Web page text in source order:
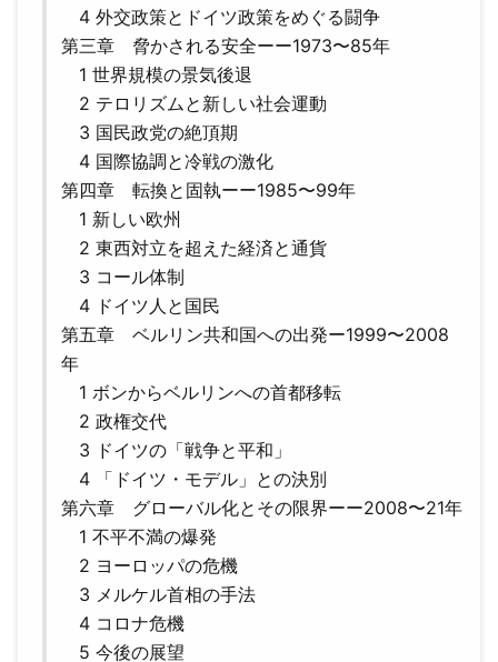
4 外交政策とドイツ政策をめぐる闘争
第三章 脅かされる安全ーー1973〜85年
1 世界規模の景気後退
2 テロリズムと新しい社会運動
3 国民政党の絶頂期
4 国際協調と冷戦の激化
第四章 転換と固執ーー1985〜99年
1 新しい欧州
2 東西対立を超えた経済と通貨
3 コール体制
4 ドイツ人と国民
第五章 ベルリン共和国への出発ー1999〜2008
年
1 ボンからベルリンへの首都移転
2 政権交代
3 ドイツの「戦争と平和」
4 「ドイツ・モデル」との決別
第六章 グローバル化とその限界ーー2008〜21年
1 不平不満の爆発
2 ヨーロッパの危機
3 メルケル首相の手法
4 コロナ危機
5 今後の展望